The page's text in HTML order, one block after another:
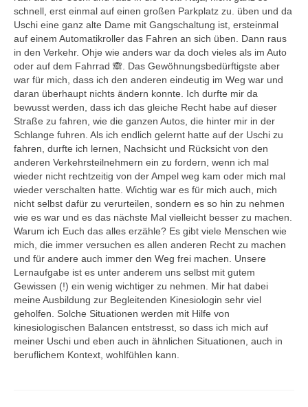
schnell, erst einmal auf einen großen Parkplatz zu. üben und da
Uschi eine ganz alte Dame mit Gangschaltung ist, ersteinmal
auf einem Automatikroller das Fahren an sich üben. Dann raus
in den Verkehr. Ohje wie anders war da doch vieles als im Auto
oder auf dem Fahrrad 🙈. Das Gewöhnungsbedürftigste aber
war für mich, dass ich den anderen eindeutig im Weg war und
daran überhaupt nichts ändern konnte. Ich durfte mir da
bewusst werden, dass ich das gleiche Recht habe auf dieser
Straße zu fahren, wie die ganzen Autos, die hinter mir in der
Schlange fuhren. Als ich endlich gelernt hatte auf der Uschi zu
fahren, durfte ich lernen, Nachsicht und Rücksicht von den
anderen Verkehrsteilnehmern ein zu fordern, wenn ich mal
wieder nicht rechtzeitig von der Ampel weg kam oder mich mal
wieder verschalten hatte. Wichtig war es für mich auch, mich
nicht selbst dafür zu verurteilen, sondern es so hin zu nehmen
wie es war und es das nächste Mal vielleicht besser zu machen.
Warum ich Euch das alles erzähle? Es gibt viele Menschen wie
mich, die immer versuchen es allen anderen Recht zu machen
und für andere auch immer den Weg frei machen. Unsere
Lernaufgabe ist es unter anderem uns selbst mit gutem
Gewissen (!) ein wenig wichtiger zu nehmen. Mir hat dabei
meine Ausbildung zur Begleitenden Kinesiologin sehr viel
geholfen. Solche Situationen werden mit Hilfe von
kinesiologischen Balancen entstresst, so dass ich mich auf
meiner Uschi und eben auch in ähnlichen Situationen, auch in
beruflichem Kontext, wohlfühlen kann.